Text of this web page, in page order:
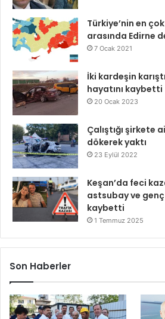
Türkiye’nin en
arasında Edirne
7 Ocak 2021
İki kardeşin
hayatını kaybetti
20 Ocak 2023
Çalıştığı şirkete
dökerek yaktı
23 Eylül 2022
Keşan’da feci
astsubay ve
kaybetti
1 Temmuz 2025
Son Haberler